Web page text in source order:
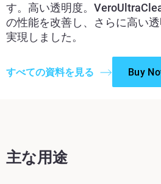
す。高い透明度。
の性能を改善し、さらに高い
実現しました。
すべての資料を見る Buy
主な用途